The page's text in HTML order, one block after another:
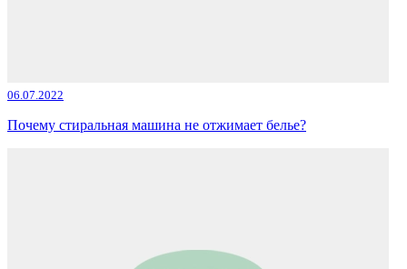
06.07.2022
Почему стиральная машина не отжимает белье?